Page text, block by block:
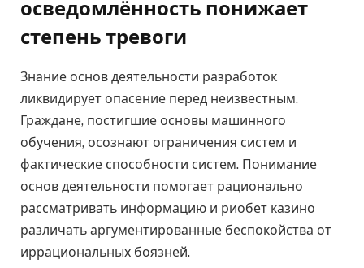
осведомлённость понижает
степень тревоги
Знание основ деятельности разработок
ликвидирует опасение перед неизвестным.
Граждане, постигшие основы машинного
обучения, осознают ограничения систем и
фактические способности систем. Понимание
основ деятельности помогает рационально
рассматривать информацию и риобет казино
различать аргументированные беспокойства от
иррациональных боязней.